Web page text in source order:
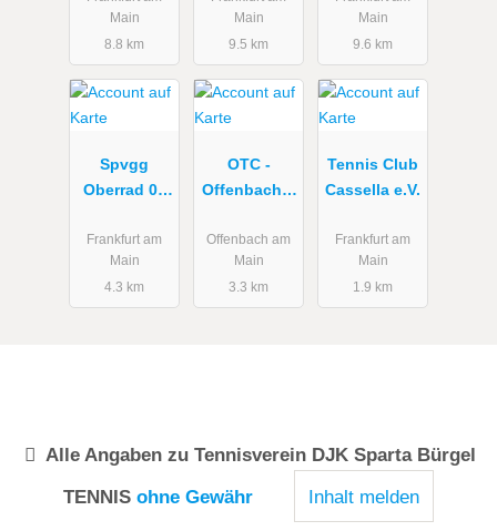
Main
8.8 km
Main
9.5 km
Main
9.6 km
Spvgg
Oberrad 05
Tennis
Frankfurt am
Main
4.3 km
OTC -
Offenbacher
Offenbach am
Main
3.3 km
Tennis Club
Cassella e.V.
Frankfurt am
Main
1.9 km
Alle Angaben zuTennisverein DJK Sparta Bürgel
TENNIS ohne Gewähr Inhalt melden